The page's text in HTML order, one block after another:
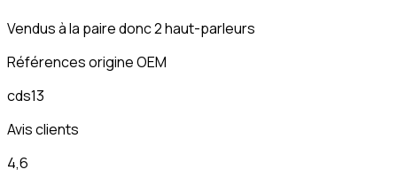
Vendus à la paire donc 2 haut-parleurs
Références origine OEM
cds13
Avis clients
4,6